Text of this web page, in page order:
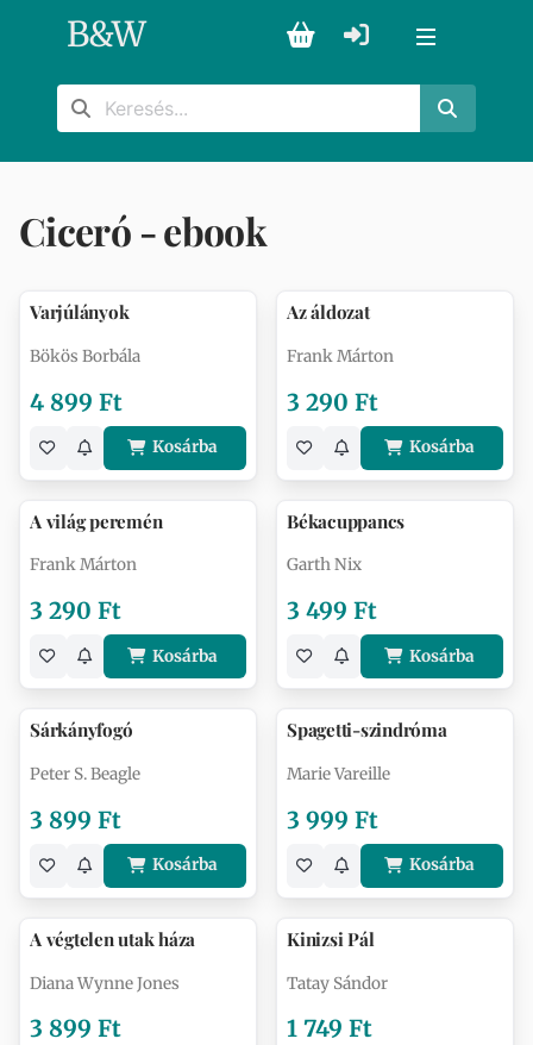
B&W
Ciceró - ebook
Varjúlányok
Bökös Borbála
4 899 Ft
Kosárba
Az áldozat
Frank Márton
3 290 Ft
Kosárba
A világ peremén
Frank Márton
3 290 Ft
Kosárba
Békacuppancs
Garth Nix
3 499 Ft
Kosárba
Sárkányfogó
Peter S. Beagle
3 899 Ft
Kosárba
Spagetti-szindróma
Marie Vareille
3 999 Ft
Kosárba
A végtelen utak háza
Diana Wynne Jones
3 899 Ft
Kinizsi Pál
Tatay Sándor
1 749 Ft